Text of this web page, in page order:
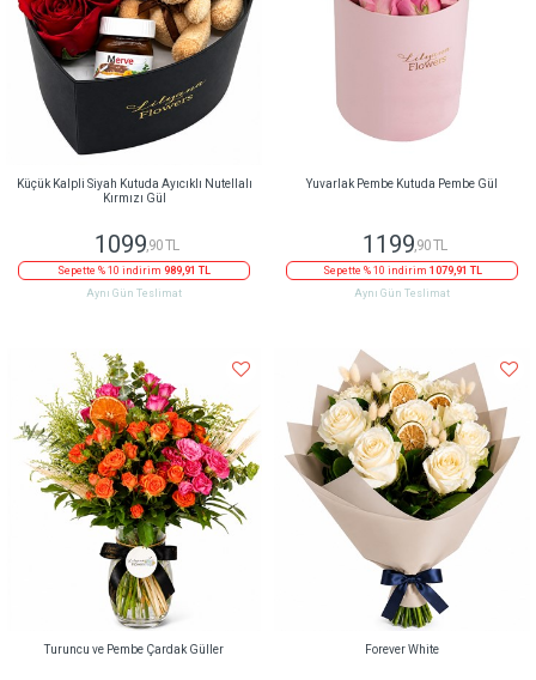
Küçük Kalpli Siyah Kutuda Ayıcıklı Nutellalı
Kırmızı Gül
1099,90 TL
Sepette % 10 indirim 989,91 TL
Aynı Gün Teslimat
Yuvarlak Pembe Kutuda Pembe Gül
1199,90 TL
Sepette % 10 indirim 1079,91 TL
Aynı Gün Teslimat
Turuncu ve Pembe Çardak Güller Forever White